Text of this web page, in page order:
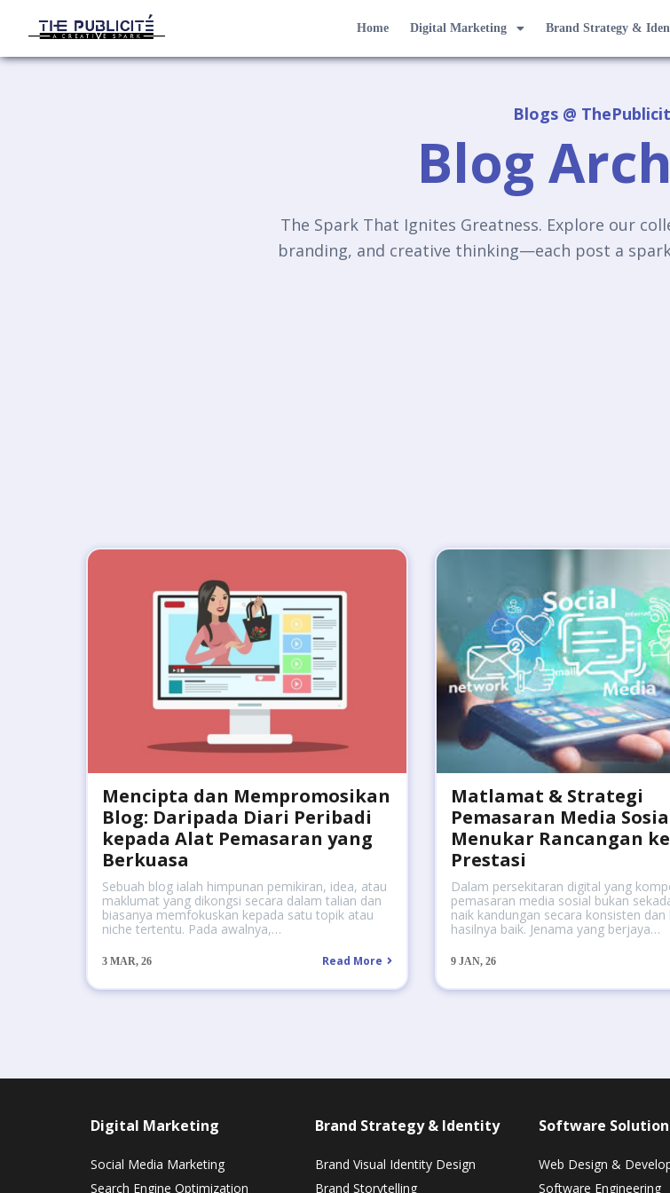
Home Digital Marketing Brand Strategy &
Blogs @
Blog
The Spark That Ignites Greatness. Explore our
branding, and creative thinking—each post a
Mencipta dan Mempromosikan
Blog: Daripada Diari Peribadi
kepada Alat Pemasaran yang
Berkuasa
3 MAR, 26
Sebuah blog ialah himpunan pemikiran, idea, atau
maklumat yang dikongsi secara dalam talian dan
biasanya memfokuskan kepada satu topik atau
niche tertentu. Pada awalnya,…
Read More
Matlamat & Strategi
Pemasaran Media
Menukar Rancangan
Prestasi
9 JAN, 26
Dalam persekitaran digital yang
pemasaran media sosial bukan
naik kandungan secara konsisten dan
hasilnya baik. Jenama yang berjaya…
Digital Marketing
Social Media Marketing
Search Engine Optimization
Brand Strategy & Identity
Brand Visual Identity Design
Brand Storytelling
Software
Web Design &
Software Engineering